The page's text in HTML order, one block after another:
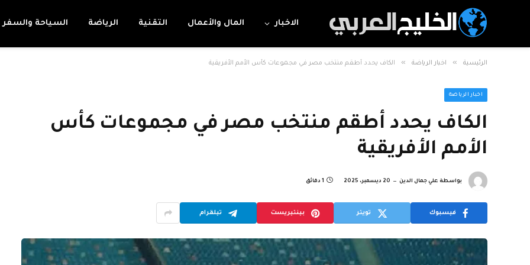
الاخبار المال والأعمال التقنية الرياضة السياحة والسفر
الرئيسية » اخبار الرياضة » الكاف يحدد أطقم منتخب مصر في مجموعات كأس الأمم الأفريقية
اخبار الرياضة
الكاف يحدد أطقم منتخب مصر في مجموعات كأس
الأمم الأفريقية
بواسطة علي جمال الدين 20 ديسمبر، 2025 1 دقائق
فيسبوك تويتر بينتيريست تيلقرام